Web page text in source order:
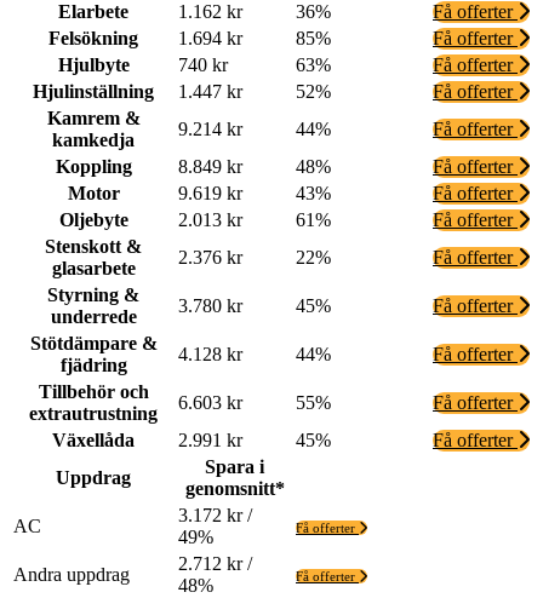
Elarbete
1.162 kr 36%
Få offerter
Felsökning
1.694 kr 85%
Få offerter
Hjulbyte
740 kr 63%
Få offerter
Hjulinställning
1.447 kr 52%
Få offerter
Kamrem &
kamkedja
9.214 kr 44%
Få offerter
Koppling
8.849 kr 48%
Få offerter
Motor
9.619 kr 43%
Få offerter
Oljebyte
2.013 kr 61%
Få offerter
Stenskott &
glasarbete
2.376 kr 22%
Få offerter
Styrning &
underrede
3.780 kr 45%
Få offerter
Stötdämpare &
fjädring
4.128 kr 44%
Få offerter
Tillbehör och
extrautrustning
6.603 kr 55%
Få offerter
Växellåda
2.991 kr 45%
Få offerter
Uppdrag
Spara i
genomsnitt*
AC
3.172 kr /
49%
Få offerter
Andra uppdrag
2.712 kr /
48%
Få offerter